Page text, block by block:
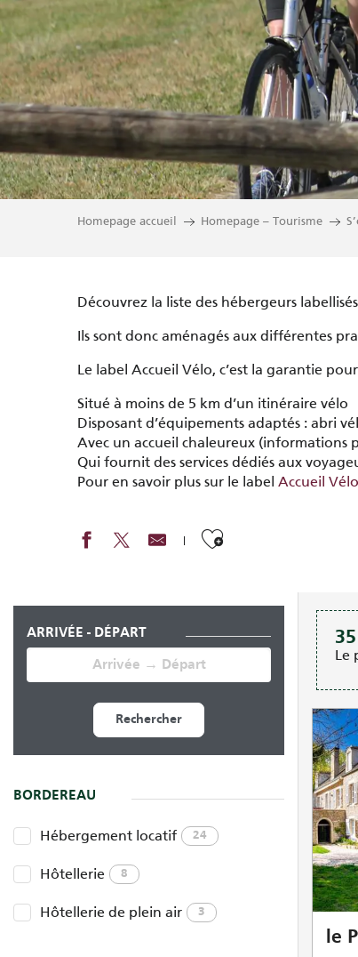
Homepage accueil Homepage – Tourisme
Découvrez la liste des hébergeurs
Ils sont donc aménagés aux différentes
Le label Accueil Vélo, c’est la garantie
Situé à moins de 5 km d’un itinéraire vélo
Disposant d’équipements adaptés : abri
Avec un accueil chaleureux (informations
Qui fournit des services dédiés aux
Pour en savoir plus sur le label Accueil Vélo
Ajouter aux
ARRIVÉE - DÉPART
Rechercher
BORDEREAU
Hébergement locatif 24
Hôtellerie 8
Hôtellerie de plein air 3
35
Le
le